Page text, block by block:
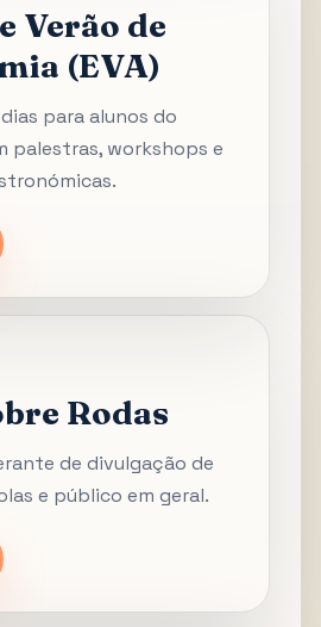
Verão de
(EVA)
para alunos do
palestras, workshops e
Rodas
de divulgação de
e público em geral.